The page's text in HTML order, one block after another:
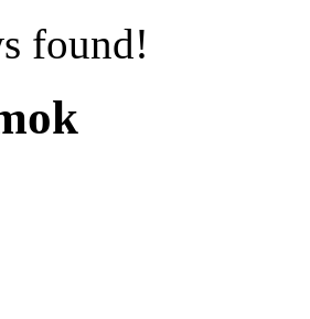
found!